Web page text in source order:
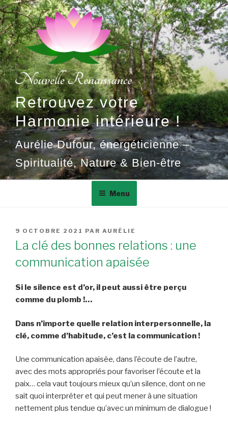
Aller
au
contenu
principal
Retrouvez votre
Harmonie intérieure !
Aurélie Dufour, énergéticienne –
Spiritualité, Nature & Bien-être
Menu
PUBLIÉ
LE
9 OCTOBRE 2021 PAR AURÉLIE
La clé des bonnes relations : une
communication apaisée
Si le silence est d’or, il peut aussi être perçu
comme du plomb !…
Dans n’importe quelle relation interpersonnelle, la
clé, comme d’habitude, c’est la communication !
Une communication apaisée, dans l’écoute de l’autre,
avec des mots appropriés pour favoriser l’écoute et la
paix… cela vaut toujours mieux qu’un silence, dont on ne
sait quoi interpréter et qui peut mener à une situation
nettement plus tendue qu’avec un minimum de dialogue !